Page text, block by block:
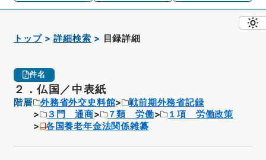
トップ 詳細検索 目録詳細
件名
２．仏国／中表紙
階層 外務省外交史料館
戦前期外務省記録
３門 通商
７類 労働
１項 労働政策
各国養老年金法関係雑纂